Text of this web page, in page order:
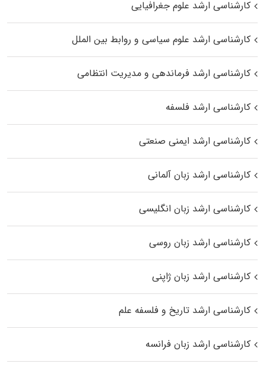
کارشناسی ارشد علوم جغرافیایی
کارشناسی ارشد علوم سیاسی و روابط بین الملل
کارشناسی ارشد فرماندهی و مدیریت انتظامی
کارشناسی ارشد فلسفه
کارشناسی ارشد ایمنی صنعتی
کارشناسی ارشد زبان آلمانی
کارشناسی ارشد زبان انگلیسی
کارشناسی ارشد زبان روسی
کارشناسی ارشد زبان ژاپنی
کارشناسی ارشد تاریخ و فلسفه علم
کارشناسی ارشد زبان فرانسه